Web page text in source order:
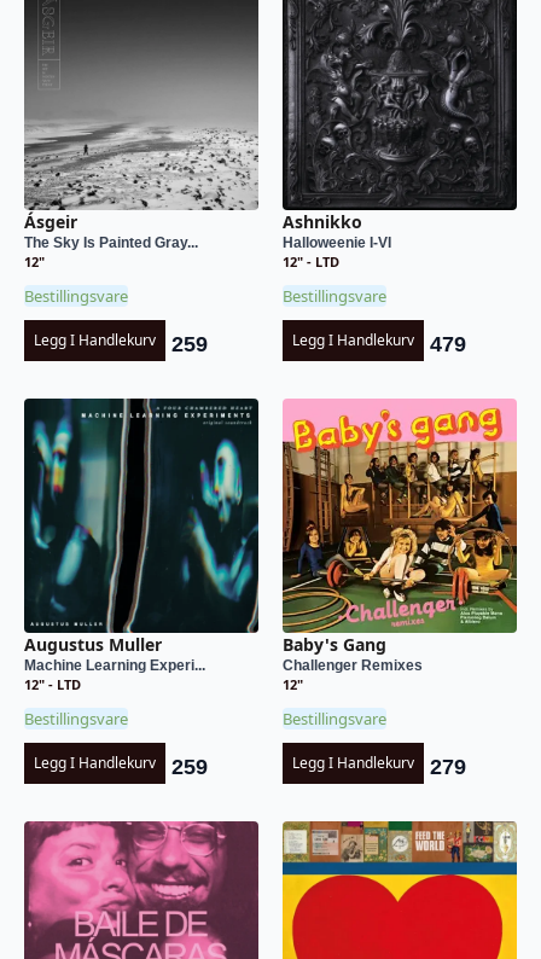
Ásgeir
The Sky Is Painted Gray...
12"
Bestillingsvare
Legg I Handlekurv 259
Ashnikko
Halloweenie I-VI
12" - LTD
Bestillingsvare
Legg I Handlekurv 479
Augustus Muller
Machine Learning Experi...
12" - LTD
Bestillingsvare
Legg I Handlekurv 259
Baby's Gang
Challenger Remixes
12"
Bestillingsvare
Legg I Handlekurv 279